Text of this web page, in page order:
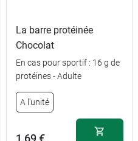
La barre protéinée
Chocolat
En cas pour sportif : 16 g de
protéines - Adulte
A l'unité
1,69 €